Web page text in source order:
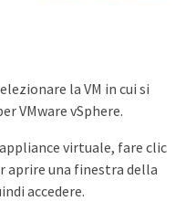
la VM in cui si
VMware vSphere.
virtuale, fare clic
aprire una finestra della
accedere.